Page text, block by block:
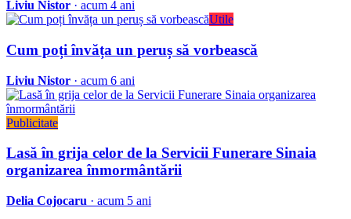
Liviu Nistor · acum 4 ani
Utile
Cum poți învăța un peruș să vorbească
Liviu Nistor · acum 6 ani
Publicitate
Lasă în grija celor de la Servicii Funerare Sinaia
organizarea înmormântării
Delia Cojocaru · acum 5 ani